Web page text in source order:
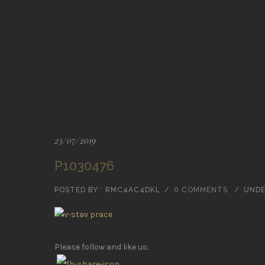
23/07/2019
P1030476
POSTED BY : RMC4AC4DKL / 0 COMMENTS /
Please follow and like us: